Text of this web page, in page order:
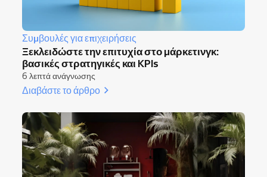
Συμβουλές για επιχειρήσεις
Ξεκλειδώστε την επιτυχία στο μάρκετινγκ:
βασικές στρατηγικές και KPIs
6 λεπτά ανάγνωσης
Διαβάστε το άρθρο